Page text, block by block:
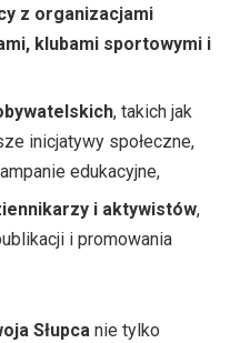
z organizacjami
klubami sportowymi i
, takich jak
inicjatywy społeczne,
edukacyjne,
i aktywistów,
i promowania
Słupca nie tylko